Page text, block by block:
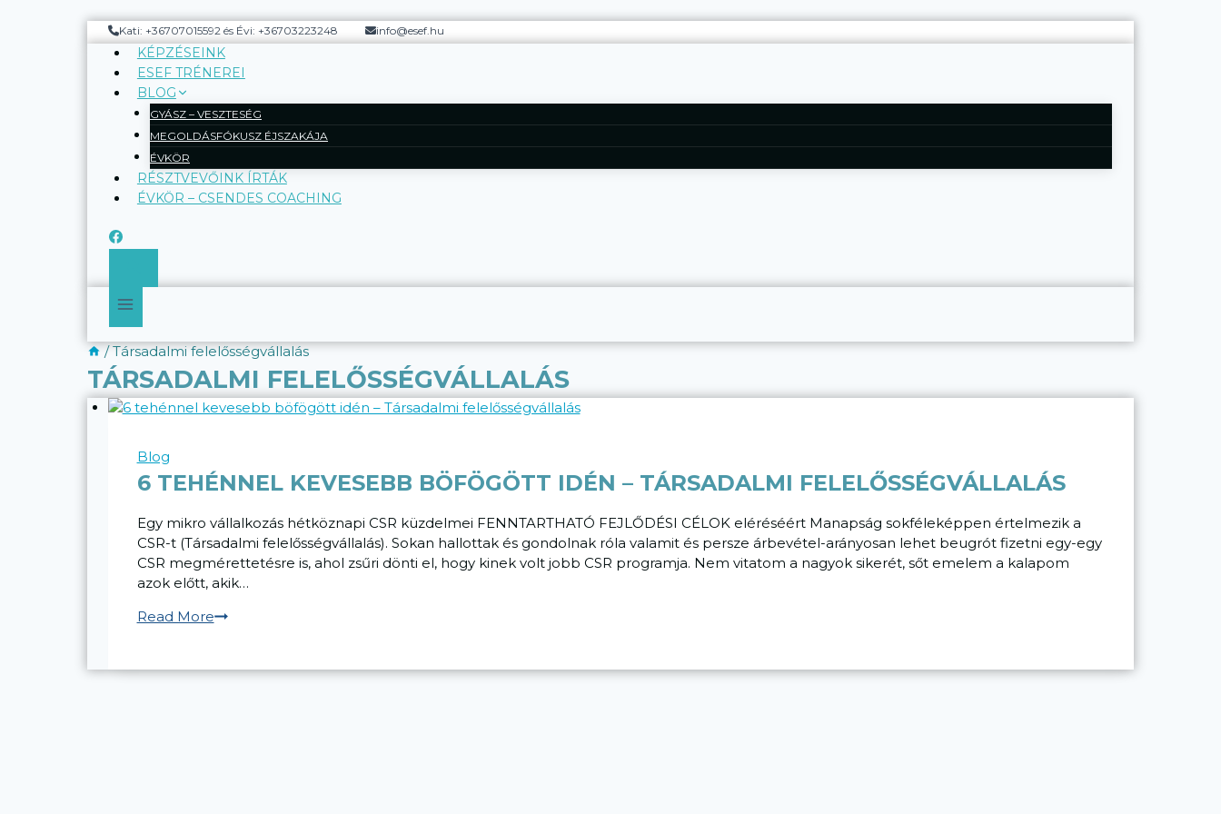
Kati: +36707015592 és Évi: +36703223248 info@esef.hu
KÉPZÉSEINK
ESEF TRÉNEREI
BLOG
GYÁSZ – VESZTESÉG
MEGOLDÁSFÓKUSZ ÉJSZAKÁJA
ÉVKÖR
RÉSZTVEVŐINK ÍRTÁK
ÉVKÖR – CSENDES COACHING
/ Társadalmi felelősségvállalás
TÁRSADALMI FELELŐSSÉGVÁLLALÁS
Blog
6 TEHÉNNEL KEVESEBB BÖFÖGÖTT IDÉN – TÁRSADALMI FELELŐSSÉGVÁLLALÁS
Egy mikro vállalkozás hétköznapi CSR küzdelmei FENNTARTHATÓ FEJLŐDÉSI CÉLOK eléréséért Manapság sokféleképpen értelmezik a
CSR-t (Társadalmi felelősségvállalás). Sokan hallottak és gondolnak róla valamit és persze árbevétel-arányosan lehet beugrót fizetni egy-egy
CSR megmérettetésre is, ahol zsűri dönti el, hogy kinek volt jobb CSR programja. Nem vitatom a nagyok sikerét, sőt emelem a kalapom
azok előtt, akik…
Read More6
böfögött